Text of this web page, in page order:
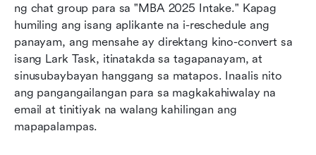
ng chat group para sa "MBA 2025 Intake." Kapag
humiling ang isang aplikante na i-reschedule ang
panayam, ang mensahe ay direktang kino-convert sa
isang Lark Task, itinatakda sa tagapanayam, at
sinusubaybayan hanggang sa matapos. Inaalis nito
ang pangangailangan para sa magkakahiwalay na
email at tinitiyak na walang kahilingan ang
mapapalampas.